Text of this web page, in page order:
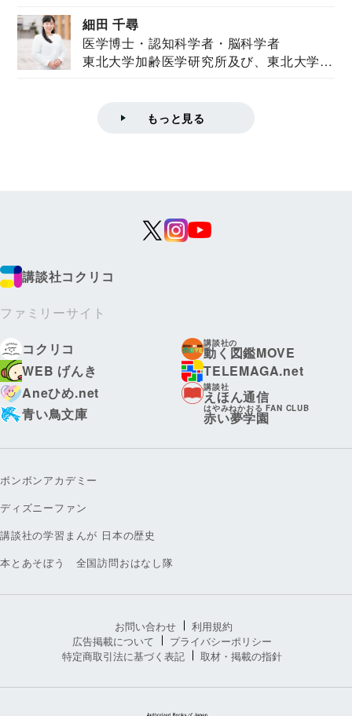
細田 千尋
医学博士・認知科学者・脳科学者
東北大学加齢医学研究所及び、東北大学大
もっと見る
講談社コクリコ
ファミリーサイト
コクリコ
講談社の
動く図鑑MOVE
WEB げんき
TELEMAGA.net
Aneひめ.net
講談社
えほん通信
青い鳥文庫
はやみねかおる FAN CLUB
赤い夢学園
ボンボンアカデミー
ディズニーファン
講談社の学習まんが 日本の歴史
本とあそぼう 全国訪問おはなし隊
お問い合わせ
利用規約
広告掲載について
プライバシーポリシー
特定商取引法に基づく表記
取材・掲載の指針